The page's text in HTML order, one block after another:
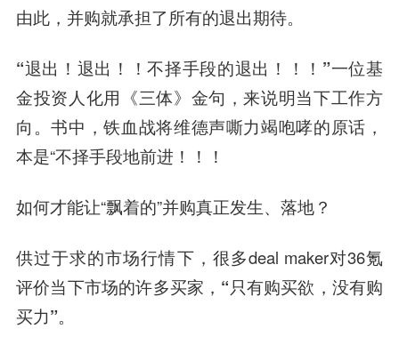
由此，并购就承担了所有的退出期待。
“退出！退出！！不择手段的退出！！！”一位基
金投资人化用《三体》金句，来说明当下工作方
向。书中，铁血战将维德声嘶力竭咆哮的原话，
本是“不择手段地前进！！！
如何才能让“飘着的”并购真正发生、落地？
供过于求的市场行情下，很多deal maker对36氪
评价当下市场的许多买家， “只有购买欲，没有购
买力”。